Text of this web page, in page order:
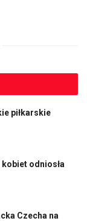
piłkarskie
odniosła
Czecha na